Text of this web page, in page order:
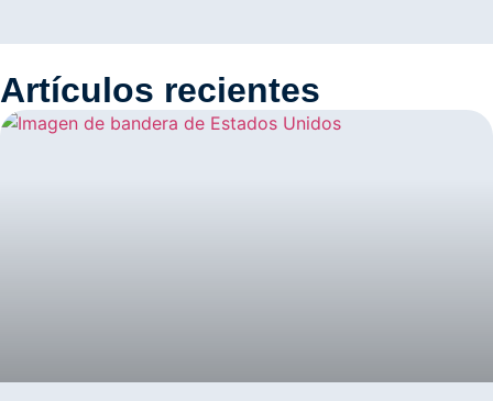
Artículos recientes